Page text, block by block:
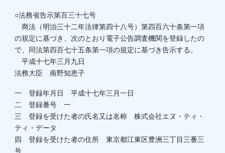
○法務省告示第百三十七号
商法（明治三十二年法律第四十八号）第四百六十条第一項
の規定に基づき、次のとおり電子公告調査機関を登録したの
で、同法第四百七十五条第一項の規定に基づき告示する。
平成十七年三月九日
法務大臣 南野知恵子
一 登録年月日 平成十七年三月一日
二 登録番号 一
三 登録を受けた者の氏名又は名称 株式会社エヌ・ティ・
ティ・データ
四 登録を受けた者の住所 東京都江東区豊洲三丁目三番三
号